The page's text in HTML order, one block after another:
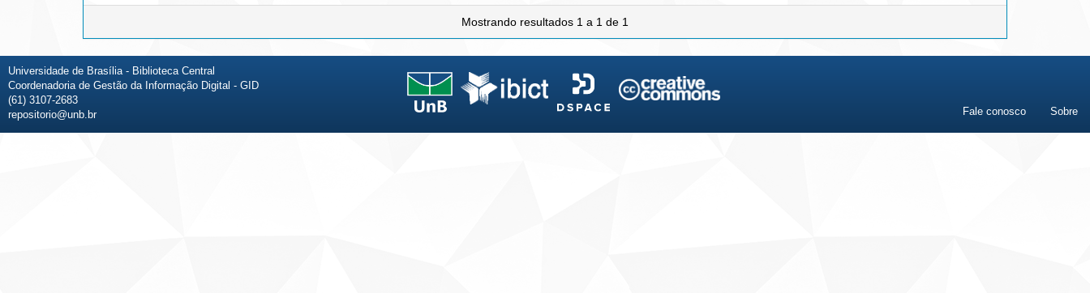
Mostrando resultados 1 a 1 de 1
Universidade de Brasília - Biblioteca Central
Coordenadoria de Gestão da Informação Digital - GID
(61) 3107-2683
repositorio@unb.br
Fale conosco Sobre